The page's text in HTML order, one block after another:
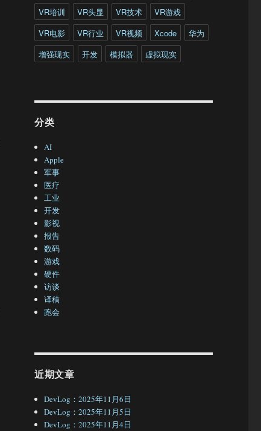
VR培训
VR头显 VR技术
VR游戏
VR电影
VR行业 VR视频 Xcode
华为
增强现实
开发 模拟器 虚拟现实
分类
AI
Apple
军事
医疗
工业
开发
影视
报告
数码
游戏
硬件
访谈
译稿
跑会
近期文章
DevLog：2025年11月6日
DevLog：2025年11月5日
DevLog：2025年11月4日